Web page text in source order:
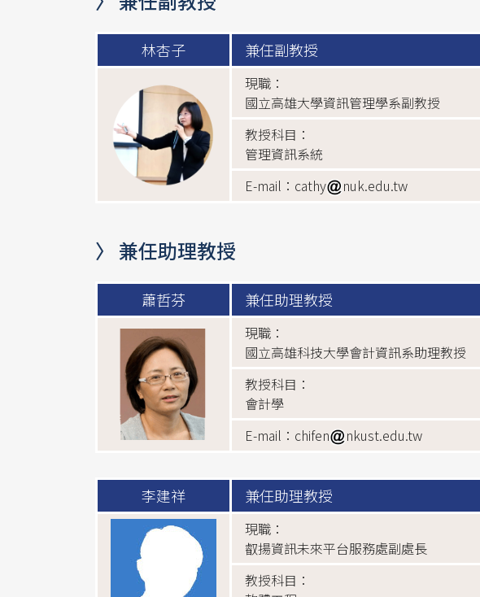
林杏子 兼任副教授
現職：
國立高雄大學資訊管理學系副教授
教授科目：
管理資訊系統
E-mail：cathy
nuk.edu.tw
〉 兼任助理教授
蕭哲芬 兼任助理教授
現職：
國立高雄科技大學會計資訊系助理教授
教授科目：
會計學
E-mail：chifen
nkust.edu.tw
李建祥 兼任助理教授
現職：
叡揚資訊未來平台服務處副處長
教授科目：